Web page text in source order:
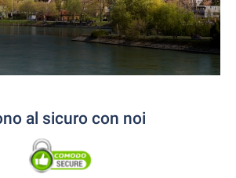
al sicuro con noi